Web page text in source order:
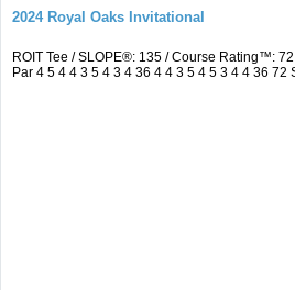
2024 Royal Oaks Invitational
ROIT Tee / SLOPE®: 135 / Course Rating™:
Par 4 5 4 4 3 5 4 3 4 36 4 4 3 5 4 5 3 4 4 36